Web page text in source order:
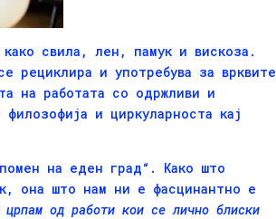
свила, лен, памук и вискоза.
рециклира и употребува за врквите
на работата со одржливи и
и циркуларноста кај
на еден град“. Како што
она што нам ни е фасцинантно е
црпам од работи кои се лично блиски